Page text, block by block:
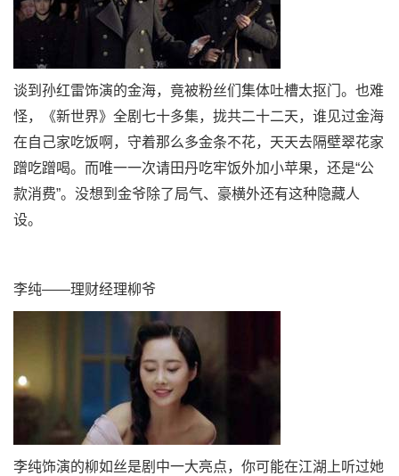
谈到孙红雷饰演的金海，竟被粉丝们集体吐槽太抠门。也难
怪，《新世界》全剧七十多集，拢共二十二天，谁见过金海
在自己家吃饭啊，守着那么多金条不花，天天去隔壁翠花家
蹭吃蹭喝。而唯一一次请田丹吃牢饭外加小苹果，还是“公
款消费”。没想到金爷除了局气、豪横外还有这种隐藏人
设。
李纯——理财经理柳爷
李纯饰演的柳如丝是剧中一大亮点，你可能在江湖上听过她